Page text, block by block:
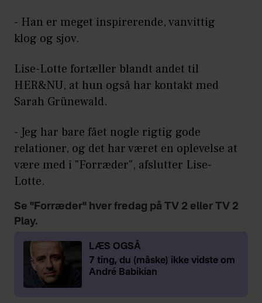
- Han er meget inspirerende, vanvittig
klog og sjov.
Lise-Lotte fortæller blandt andet til
HER&NU, at hun også har kontakt med
Sarah Grünewald.
- Jeg har bare fået nogle rigtig gode
relationer, og det har været en oplevelse at
være med i "Forræder", afslutter Lise-
Lotte.
Se "Forræder" hver fredag på TV 2 eller TV 2
Play.
LÆS OGSÅ
7 ting, du (måske) ikke vidste om
André Babikian